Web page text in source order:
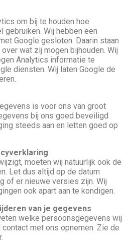
om bij te houden hoe
Wij hebben een
Google gesloten. Daarin staan
wat zij mogen bijhouden. Wij
Analytics informatie te
diensten. Wij laten Google de
is voor ons van groot
bij ons goed beveiligd
steeds aan en letten goed op
moeten wij natuurlijk ook de
Let dus altijd op de datum
of er nieuwe versies zijn. Wij
ook apart aan te kondigen.
van je gegevens
welke persoonsgegevens wij
contact met ons opnemen. Zie de